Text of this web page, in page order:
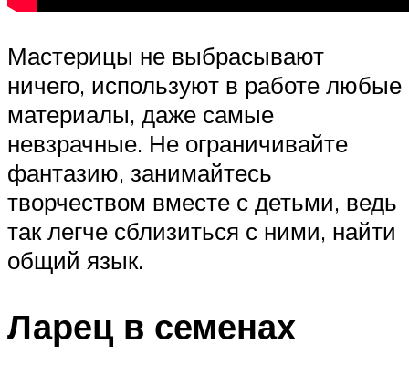
Мастерицы не выбрасывают
ничего, используют в работе любые
материалы, даже самые
невзрачные. Не ограничивайте
фантазию, занимайтесь
творчеством вместе с детьми, ведь
так легче сблизиться с ними, найти
общий язык.
Ларец в семенах